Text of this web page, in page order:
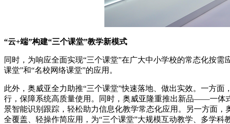
“云+端”构建“三个课堂”教学新模式
同时，为响应全面实现“三个课堂”在广大中小学校的常态化按
课堂”和“名校网络课堂”的应用。
此外，奥威亚全力助推“三个课堂”快速落地、做出实效。一方
行，保障系统高质量使用。同时，奥威亚隆重推出新品——一体
景智能识别跟踪，轻松助力信息化教学常态化应用。另一方面
全覆盖、轻操作简应用，为“三个课堂”大规模互动教学、多学科